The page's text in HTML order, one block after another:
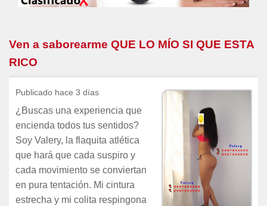
Ven a saborearme QUE LO MÍO SI QUE ESTA
RICO
Publicado hace 3 días
¿Buscas una experiencia que
encienda todos tus sentidos?
Soy Valery, la flaquita atlética
que hará que cada suspiro y
cada movimiento se conviertan
en pura tentación. Mi cintura
estrecha y mi colita respingona